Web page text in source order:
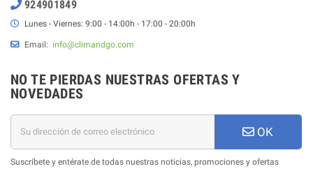
924901849
Lunes - Viernes: 9:00 - 14:00h - 17:00 - 20:00h
Email: info@climandgo.com
NO TE PIERDAS NUESTRAS OFERTAS Y
NOVEDADES
OK
Suscríbete y entérate de todas nuestras noticias, promociones y ofertas